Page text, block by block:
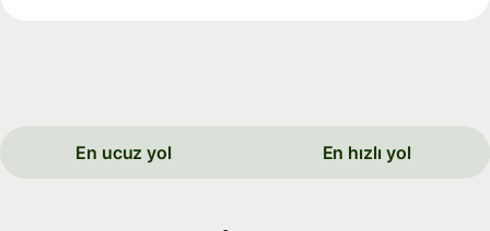
En ucuz yol En hızlı yol